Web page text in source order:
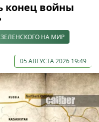
конец войны
НА МИР
05 АВГУСТА 2026 19:49